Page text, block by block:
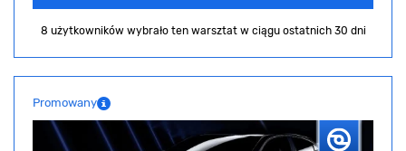
8 użytkowników wybrało ten warsztat w ciągu ostatnich 30 dni
Promowany